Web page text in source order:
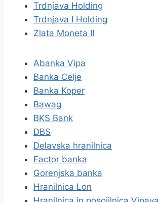
Trdnjava Holding
Trdnjava I Holding
Zlata Moneta II
Abanka Vipa
Banka Celje
Banka Koper
Bawag
BKS Bank
DBS
Delavska hranilnica
Factor banka
Gorenjska banka
Hranilnica Lon